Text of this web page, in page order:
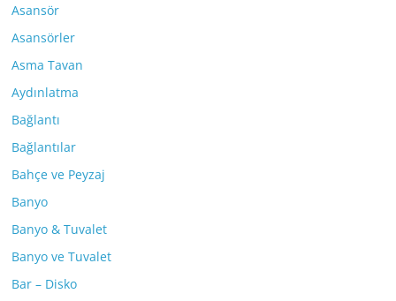
Asansör
Asansörler
Asma Tavan
Aydınlatma
Bağlantı
Bağlantılar
Bahçe ve Peyzaj
Banyo
Banyo & Tuvalet
Banyo ve Tuvalet
Bar – Disko